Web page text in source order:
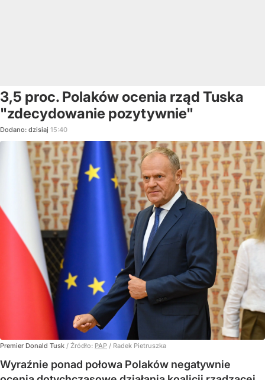
3,5 proc. Polaków ocenia rząd Tuska
"zdecydowanie pozytywnie"
Dodano: dzisiaj 15:40
Premier Donald Tusk / Źródło: PAP / Radek Pietruszka
Wyraźnie ponad połowa Polaków negatywnie